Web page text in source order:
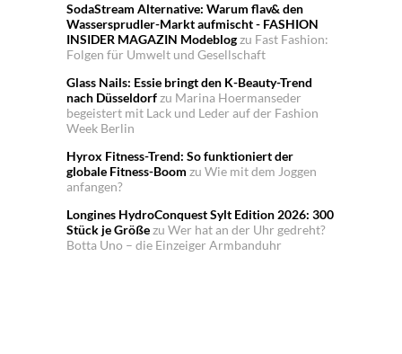
SodaStream Alternative: Warum flav& den
Wassersprudler-Markt aufmischt - FASHION
INSIDER MAGAZIN Modeblogzu Fast Fashion:
Folgen für Umwelt und Gesellschaft
Glass Nails: Essie bringt den K-Beauty-Trend
nach Düsseldorfzu Marina Hoermanseder
begeistert mit Lack und Leder auf der Fashion
Week Berlin
Hyrox Fitness-Trend: So funktioniert der
globale Fitness-Boom zu Wie mit dem Joggen
anfangen?
Longines HydroConquest Sylt Edition 2026: 300
Stück je Größezu Wer hat an der Uhr gedreht?
Botta Uno – die Einzeiger Armbanduhr